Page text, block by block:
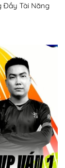
Đầy Tài Năng